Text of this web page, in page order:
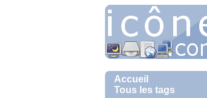
Accueil
Tous les tags